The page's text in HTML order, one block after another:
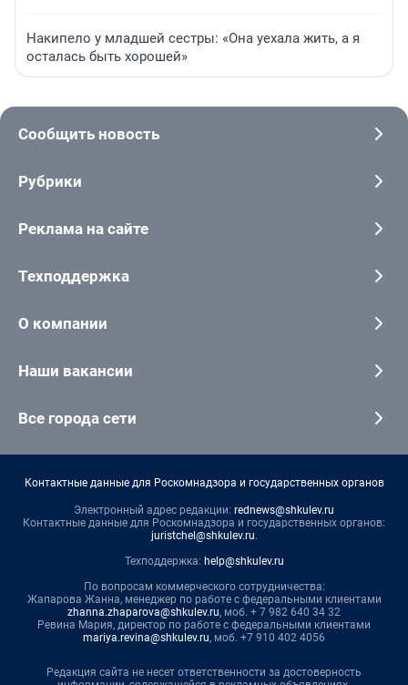
Накипело у младшей сестры: «Она уехала жить, а я
осталась быть хорошей»
Сообщить новость
Рубрики
Реклама на сайте
Техподдержка
О компании
Наши вакансии
Все города сети
Контактные данные для Роскомнадзора и государственных органов
Электронный адрес редакции: rednews@shkulev.ru
Контактные данные для Роскомнадзора и государственных органов:
juristchel@shkulev.ru.
Техподдержка: help@shkulev.ru
По вопросам коммерческого сотрудничества:
Жапарова Жанна, менеджер по работе с федеральными клиентами
zhanna.zhaparova@shkulev.ru, моб. + 7 982 640 34 32
Ревина Мария, директор по работе с федеральными клиентами
mariya.revina@shkulev.ru, моб. +7 910 402 4056
Редакция сайта не несет ответственности за достоверность